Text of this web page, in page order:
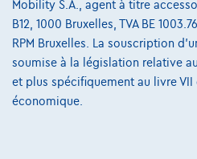
Dès€536,11/mois et une
€7.408,61
Découvrez l’exemple chiffré complet
Autosphere Center Liège
Mobility S.A., agent à titre
B12, 1000 Bruxelles, TVA BE
RPM Bruxelles. La souscription
soumise à la législation relative
et plus spécifiquement au livre
économique.